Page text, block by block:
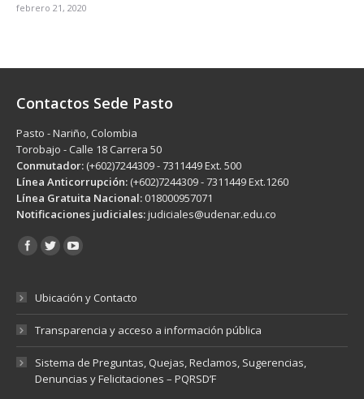
febrero 21, 2020
Contactos Sede Pasto
Pasto - Nariño, Colombia
Torobajo - Calle 18 Carrera 50
Conmutador: (+602)7244309 - 7311449 Ext. 500
Línea Anticorrupción: (+602)7244309 - 7311449 Ext.1260
Línea Gratuita Nacional: 018000957071
Notificaciones judiciales:judiciales@udenar.edu.co
Encuéntranos en:
Ubicación y Contacto
Transparencia y acceso a información pública
Sistema de Preguntas, Quejas, Reclamos, Sugerencias,
Denuncias y Felicitaciones – PQRSD’F